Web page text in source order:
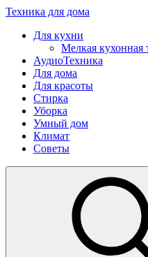
Техника для дома
Для кухни
Мелкая кухонная
АудиоТехника
Для дома
Для красоты
Стирка
Уборка
Умный дом
Климат
Советы